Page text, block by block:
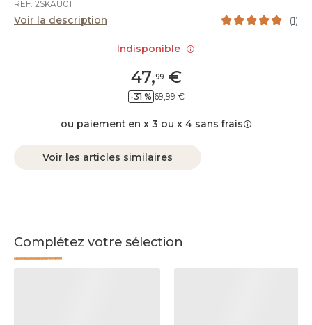
REF. 2SKAU01
Voir la description (1)
47,99€
-31 % 69,99 €
ou paiement en x 3 ou x 4 sans frais
Voir les articles similaires
Complétez votre sélection